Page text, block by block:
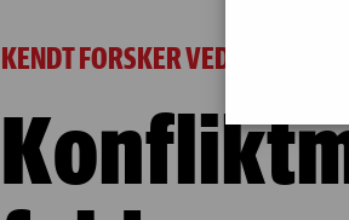
KENDT FORSKER VED